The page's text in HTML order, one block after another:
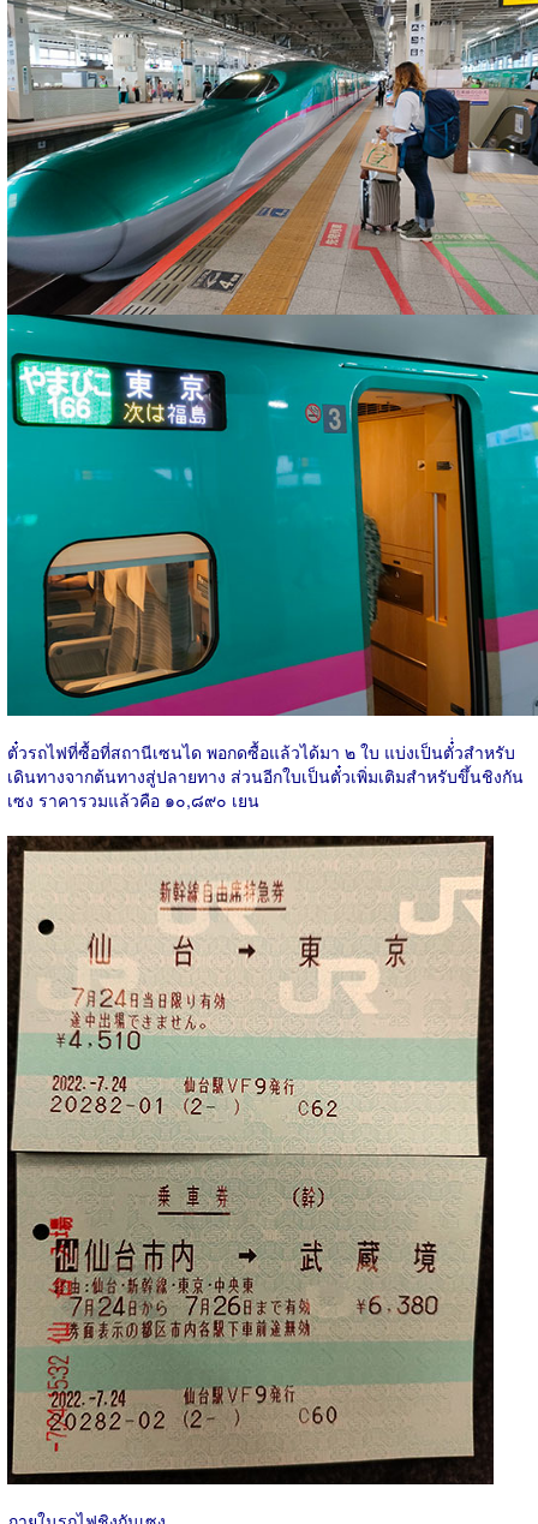
ตั๋วรถไฟที่ซื้อที่สถานีเซนได พอกดซื้อแล้วได้มา ๒ ใบ แบ่งเป็นตั๋่วสำหรับ
เดินทางจากต้นทางสู่ปลายทาง ส่วนอีกใบเป็นตั๋วเพิ่มเติมสำหรับขึ้นชิงกัน
เซง ราคารวมแล้วคือ ๑๐,๘๙๐ เยน